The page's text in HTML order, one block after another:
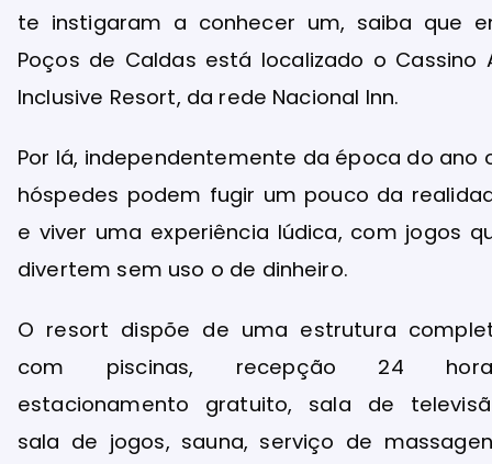
te instigaram a conhecer um, saiba que
Poços de Caldas está localizado o Cassino
Inclusive Resort, da rede Nacional Inn.
Por lá, independentemente da época do ano
hóspedes podem fugir um pouco da
e viver uma experiência lúdica, com jogos
divertem sem uso o de dinheiro.
O resort dispõe de uma estrutura
com piscinas, recepção 24
estacionamento gratuito, sala de
sala de jogos, sauna, serviço de